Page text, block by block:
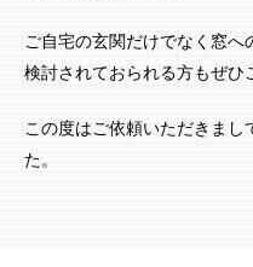
ご自宅の玄関だけでなく窓
検討されておられる方もぜひ
この度はご依頼いただきまし
た。